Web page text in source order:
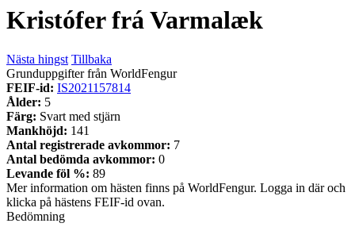
Kristófer frá Varmalæk
Nästa hingst Tillbaka
Grunduppgifter från WorldFengur
FEIF-id: IS2021157814
Ålder: 5
Färg: Svart med stjärn
Mankhöjd: 141
Antal registrerade avkommor: 7
Antal bedömda avkommor: 0
Levande föl %: 89
Mer information om hästen finns på WorldFengur. Logga in där och
klicka på hästens FEIF-id ovan.
Bedömning